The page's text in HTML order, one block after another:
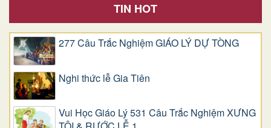
TIN HOT
277 Câu Trắc Nghiệm GIÁO LÝ DỰ TÒNG
Nghi thức lễ Gia Tiên
Vui Học Giáo Lý 531 Câu Trắc Nghiệm XƯNG